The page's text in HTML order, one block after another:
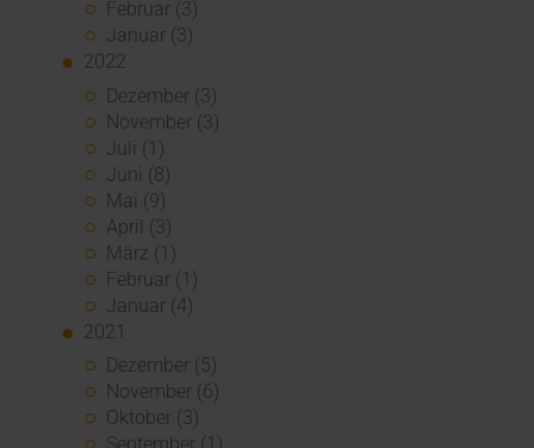
Februar (3)
Januar (3)
2022
Dezember (3)
November (3)
Juli (1)
Juni (8)
Mai (9)
April (3)
März (1)
Februar (1)
Januar (4)
2021
Dezember (5)
November (6)
Oktober (3)